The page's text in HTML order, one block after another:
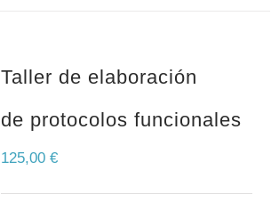
Taller de elaboración
de protocolos funcionales
125,00 €